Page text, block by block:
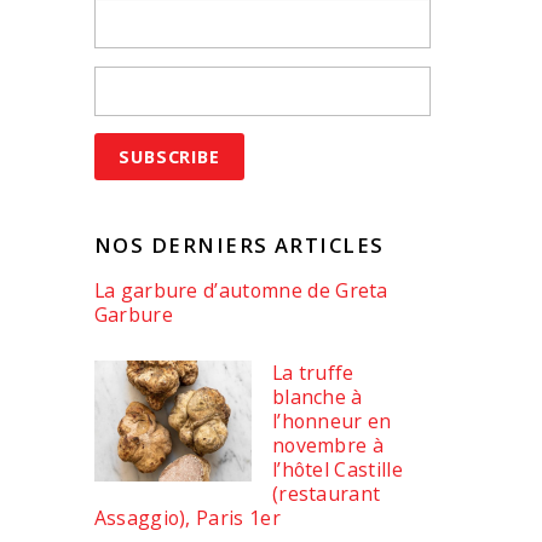
NOS DERNIERS ARTICLES
La garbure d’automne de Greta
Garbure
La truffe
blanche à
l’honneur en
novembre à
l’hôtel Castille
(restaurant
Assaggio), Paris 1er